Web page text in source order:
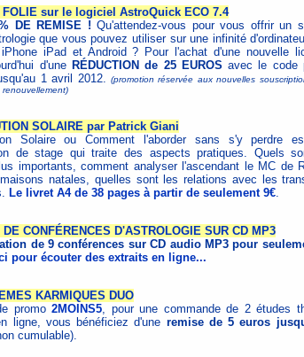
FOLIE sur le logiciel AstroQuick ECO 7.4
DE REMISE ! Qu'attendez-vous pour vous offrir un
que vous pouvez utiliser sur une infinité
iPad et Android ? Pour l'achat d'une nouvelle
d'une RÉDUCTION de 25 EUROS avec le code
1 avril 2012. (promotion réservée aux nouvelles
SOLAIRE par Patrick Giani
Solaire ou Comment l'aborder sans s'y perdre
de stage qui traite des aspects pratiques. Quels
importants, comment analyser l'ascendant le MC de
natales, quelles sont les relations avec les
Le livret A4 de 38 pages à partir de seulement 9€.
DE CONFÉRENCES D'ASTROLOGIE SUR CD MP3
de 9 conférences sur CD audio MP3 pour
pour écouter des extraits en ligne...
KARMIQUES DUO
promo2MOINS5, pour une commande de 2 études
ligne, vous bénéficiez d'une remise de 5 euros
cumulable).